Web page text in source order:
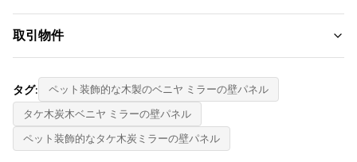
Function:
水分証明、防水
Feature:
防水性、環境に優しい
Fire Rating:
ブランド名:
製品モデル:
竹炭木製ベニア
証明書:
SGS
取引物件
50個
決済方法:
L/C、T/T、
タグ:
ペット装飾的な木製のベニヤ ミラーの壁パネル
タケ木炭木ベニヤ ミラーの壁パネル
ペット装飾的なタケ木炭ミラーの壁パネル